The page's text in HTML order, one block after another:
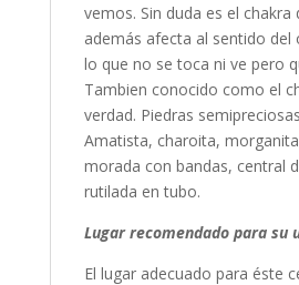
vemos. Sin duda es el chakra
además afecta al sentido
lo que no se toca ni ve pero
Tambien conocido como el
verdad. Piedras
Amatista, charoita,
morada con bandas, central
rutilada en tubo.
Lugar recomendado para su
El lugar adecuado para éste